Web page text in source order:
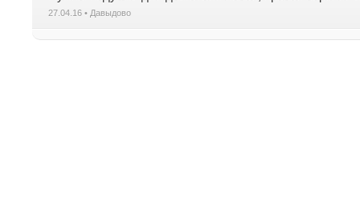
27.04.16 • Давыдово